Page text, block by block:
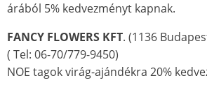
árából 5% kedvezményt kapnak.
FANCY FLOWERS KFT. (1136
( Tel: 06-70/779-9450)
NOE tagok virág-ajándékra 20%